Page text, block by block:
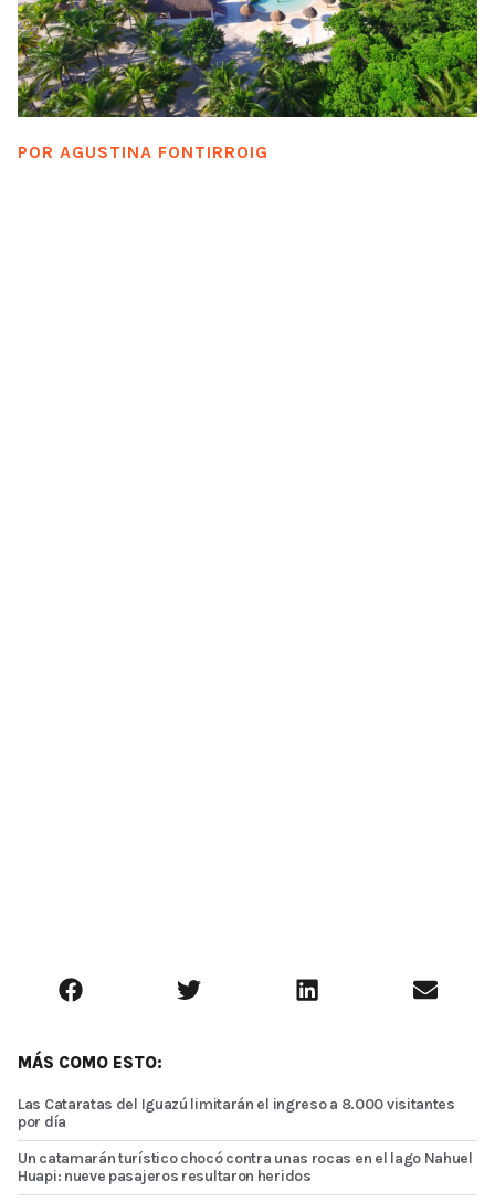
POR AGUSTINA FONTIRROIG
MÁS COMO ESTO:
Las Cataratas del Iguazú limitarán el ingreso a 8.000 visitantes
por día
Un catamarán turístico chocó contra unas rocas en el lago Nahuel
Huapi: nueve pasajeros resultaron heridos